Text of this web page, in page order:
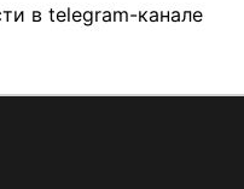
в telegram-канале